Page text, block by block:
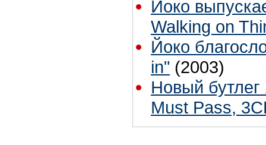
Йоко
Walking on
Йоко
in" (2003)
Новый
Must Pass,